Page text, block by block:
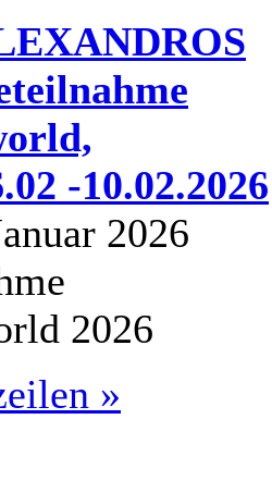
-10.02.2026
2026
2026
»